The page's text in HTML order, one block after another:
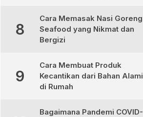
8
Cara Memasak Nasi Goreng
Seafood yang Nikmat dan
Bergizi
9
Cara Membuat Produk
Kecantikan dari Bahan Alami
di Rumah
Bagaimana Pandemi COVID-